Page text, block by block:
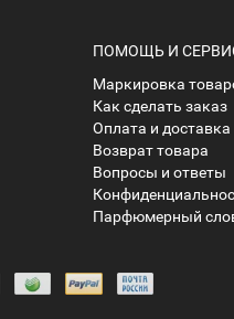
ПОМОЩЬ И
Маркировка
Как сделать заказ
Оплата и доставка
Возврат товара
Вопросы и ответы
Парфюмерный